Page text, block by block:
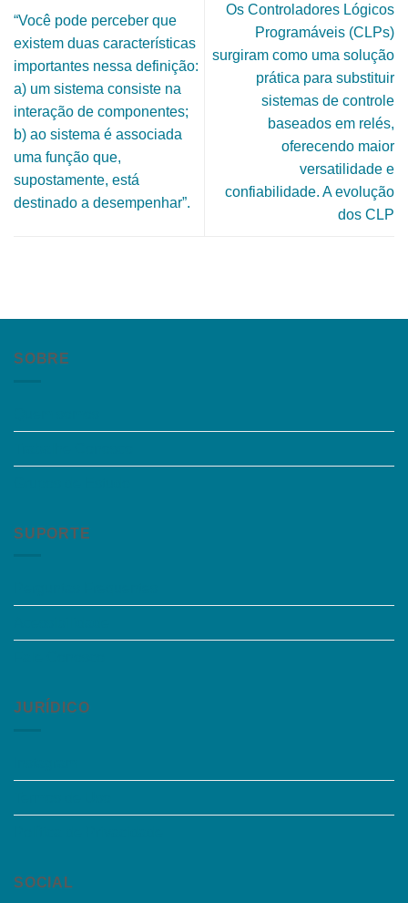
“Você pode perceber que
existem duas características
importantes nessa definição:
a) um sistema consiste na
interação de componentes;
b) ao sistema é associada
uma função que,
supostamente, está
destinado a desempenhar”.
Os Controladores Lógicos
Programáveis (CLPs)
surgiram como uma solução
prática para substituir
sistemas de controle
baseados em relés,
oferecendo maior
versatilidade e
confiabilidade. A evolução
dos CLP
SOBRE
SUPORTE
JURÍDICO
SOCIAL